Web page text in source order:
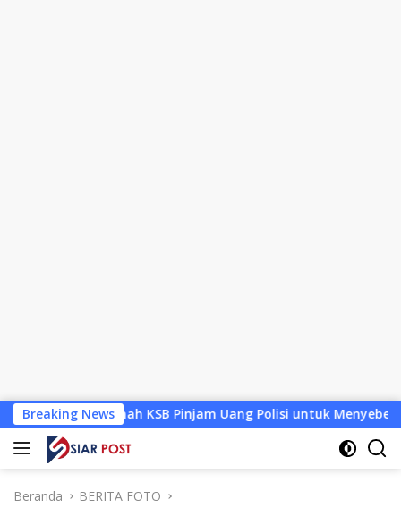
Langsung
ke
konten
Breaking News
KSB Pinjam Uang Polisi untuk Menyeberang,
Beranda BERITA FOTO